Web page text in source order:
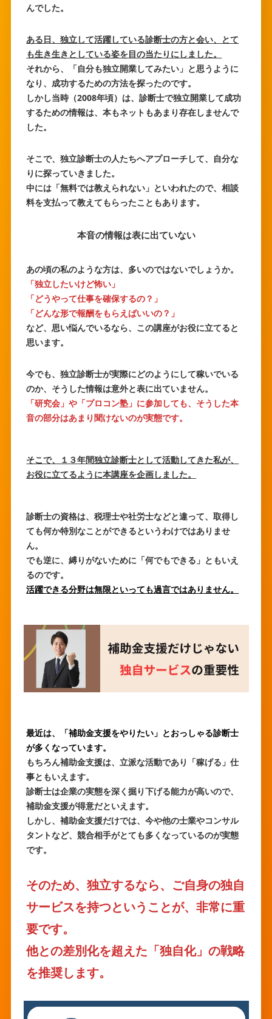
んでした。
ある日、独立して活躍している診断士の方と会い、とて
も生き生きとしている姿を目の当たりにしました。
それから、「自分も独立開業してみたい」と思うように
なり、成功するための方法を探ったのです。
しかし当時（2008年頃）は、診断士で独立開業して成功
するための情報は、本もネットもあまり存在しませんで
した。
そこで、独立診断士の人たちへアプローチして、自分な
りに探っていきました。
中には「無料では教えられない」といわれたので、相談
料を支払って教えてもらったこともあります。
本音の情報は表に出ていない
あの頃の私のような方は、多いのではないでしょうか。
「独立したいけど怖い」
「どうやって仕事を確保するの？」
「どんな形で報酬をもらえばいいの？」
など、思い悩んでいるなら、この講座がお役に立てると
思います。
今でも、独立診断士が実際にどのようにして稼いでいる
のか、そうした情報は意外と表に出ていません。
「研究会」や「プロコン塾」に参加しても、そうした本
音の部分はあまり聞けないのが実態です。
そこで、１３年間独立診断士として活動してきた私が、
お役に立てるように本講座を企画しました。
診断士の資格は、税理士や社労士などと違って、取得し
ても何か特別なことができるというわけではありませ
ん。
でも逆に、縛りがないために「何でもできる」ともいえ
るのです。
活躍できる分野は無限といっても過言ではありません。
最近は、「補助金支援をやりたい」とおっしゃる診断士
が多くなっています。
もちろん補助金支援は、立派な活動であり「稼げる」仕
事ともいえます。
診断士は企業の実態を深く掘り下げる能力が高いので、
補助金支援が得意だといえます。
しかし、補助金支援だけでは、今や他の士業やコンサル
タントなど、競合相手がとても多くなっているのが実態
です。
そのため、独立するなら、ご自身の独自
サービスを持つということが、非常に重
要です。
他との差別化を超えた「独自化」の戦略
を推奨します。